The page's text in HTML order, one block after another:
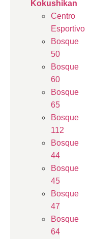
Kokushikan
Centro
Esportivo
Bosque
50
Bosque
60
Bosque
65
Bosque
112
Bosque
44
Bosque
45
Bosque
47
Bosque
64